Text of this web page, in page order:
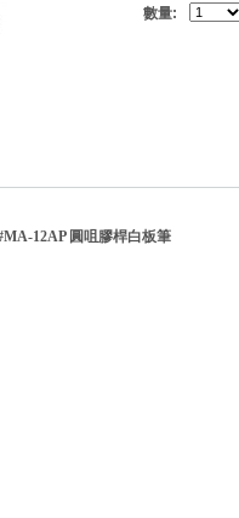
數量:
12AP 圓咀膠桿白板筆